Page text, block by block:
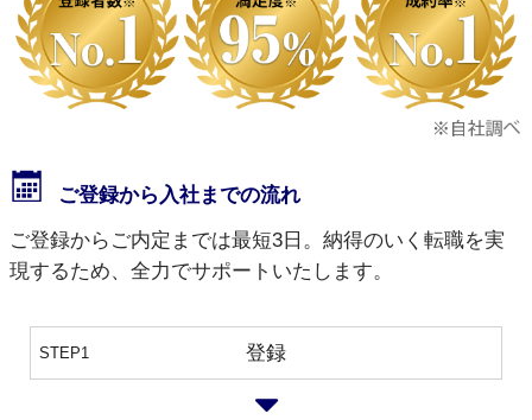
ご登録から入社までの流れ
ご登録からご内定までは最短3日。納得のいく転職を実
現するため、全力でサポートいたします。
STEP1 登録